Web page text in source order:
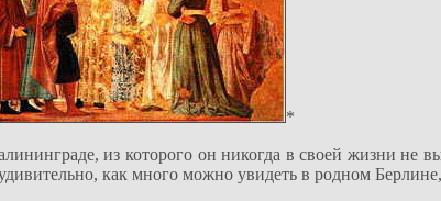
*
из которого он никогда в своей жизни не
как много можно увидеть в родном